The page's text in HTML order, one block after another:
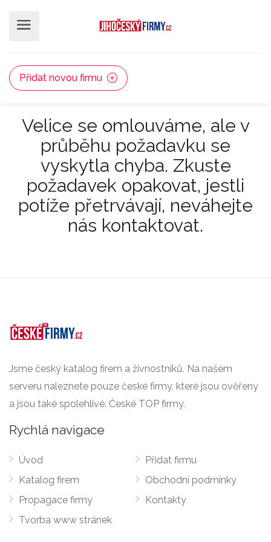
Přidat novou firmu
Velice se omlouváme, ale v
průběhu požadavku se
vyskytla chyba. Zkuste
požadavek opakovat, jestli
potíže přetrvávají, neváhejte
nás kontaktovat.
Jsme český katalog firem a živnostníků. Na našem
serveru naleznete pouze české firmy, které jsou ověřeny
a jsou také spolehlivé. České TOP firmy.
Rychlá navigace
Úvod
Katalog firem
Propagace firmy
Tvorba www stránek
Přidat firmu
Obchodní podmínky
Kontakty